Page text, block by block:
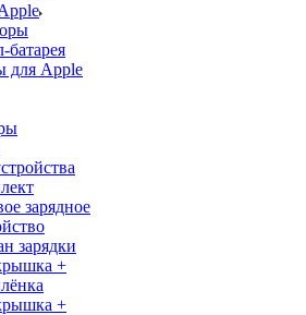
батарея
для Apple
зарядное
зарядки
+
+